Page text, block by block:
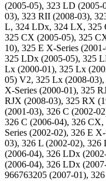
(2005-05), 323 LD (2005-
03), 323 RII (2008-03),
L, 324 LDx, 324 LX, 325
325 CX (2005-05), 325
10), 325 E X-Series
325 LDx (2005-05), 325
Lx (2000-01), 325 Lx
05) V2, 325 Lx (2008-
X-Series (2000-01), 325
RJX (2008-03), 325 RX
(2001-03), 326 C (2002-
326 C (2006-04), 326
Series (2002-02), 326 E
03), 326 L (2002-02), 326
(2006-04), 326 LDx
(2006-04), 326 LDx
966763205 (2007-01),